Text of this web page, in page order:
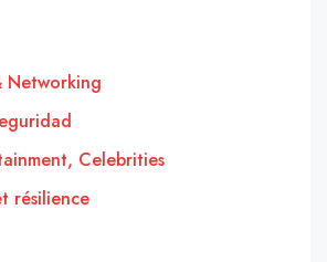
Networking
Celebrities
résilience